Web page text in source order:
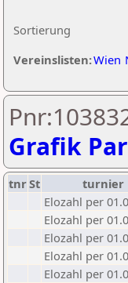
Sortierung
Vereinslisten:Wien
Grafik
tnrSt turnier
Elozahl per
Elozahl per
Elozahl per
Elozahl per
Elozahl per